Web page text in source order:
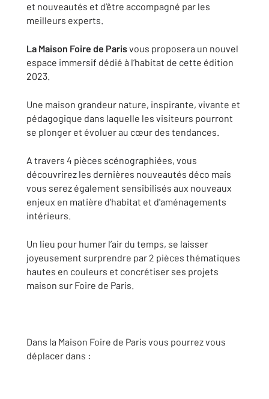
et nouveautés et d’être accompagné par les
meilleurs experts.
La Maison Foire de Parisvous proposera un nouvel
espace immersif dédié à l’habitat de cette édition
2023.
Une maison grandeur nature, inspirante, vivante et
pédagogique dans laquelle les visiteurs pourront
se plonger et évoluer au cœur des tendances.
A travers 4 pièces scénographiées, vous
découvrirez les dernières nouveautés déco mais
vous serez également sensibilisés aux nouveaux
enjeux en matière d'habitat et d'aménagements
intérieurs.
Un lieu pour humer l’air du temps, se laisser
joyeusement surprendre par 2 pièces thématiques
hautes en couleurs et concrétiser ses projets
maison sur Foire de Paris.
Dans la Maison Foire de Paris vous pourrez vous
déplacer dans :